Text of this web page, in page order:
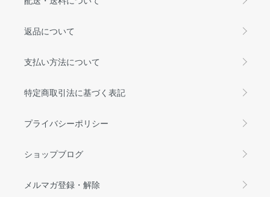
返品について
支払い方法について
特定商取引法に基づく表記
プライバシーポリシー
ショップブログ
メルマガ登録・解除